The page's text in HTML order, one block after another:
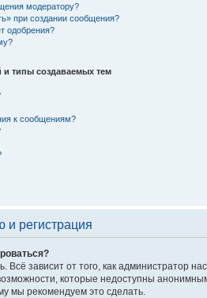
модератору?
при создании сообщения?
одобрения?
типы создаваемых тем
к сообщениям?
и регистрация
Всё зависит от того, как администратор
которые недоступны
мы рекомендуем это сделать.